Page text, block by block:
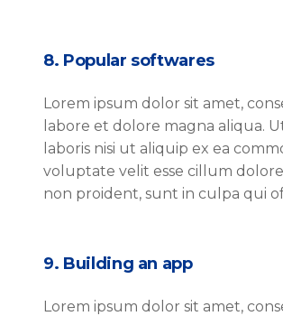
8. Popular softwares
Lorem ipsum dolor sit amet,
labore et dolore magna aliqua.
laboris nisi ut aliquip ex ea
voluptate velit esse cillum
non proident, sunt in culpa qui
9. Building an app
Lorem ipsum dolor sit amet,